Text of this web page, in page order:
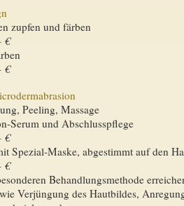
zupfen und färben
€
€
Peeling, Massage
Serum und Abschlusspflege
€
Spezial-Maske, abgestimmt auf den
€
Behandlungsmethode
Verjüngung des Hautbildes,